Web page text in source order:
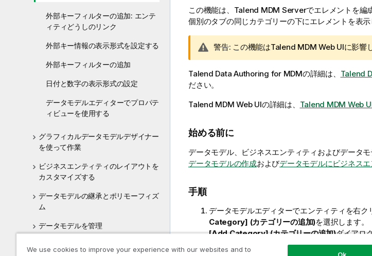
外部キーフィルターの追加: エンテ
ィティどうしのリンク
外部キー情報の表示形式を設定する
外部キーフィルターの追加
日付と数字の表示形式の設定
データモデルエディターでプロパテ
ィビューを使用する
グラフィカルデータモデルデザイナー
を使って作業
ビジネスエンティティのレイアウトを
カスタマイズする
データモデルの継承とポリモーフィズ
ム
データモデルを管理
データコンテナー
b
i
l
i
y
-
n
t
この機能は、 Talend MDM Serverでエレメントを編
個別のタブの同じカテゴリーの下にエレメントを表示
情
報
メ
警告: この機能はTalend MDM Web UIに影響
Talend Data Authoring for MDMの詳細は、 Talend
ださい。
Talend MDM Web UIの詳細は、 Talend MDM Web
始める前に
データモデル、ビジネスエンティティおよびデータ
データモデルの作成およびデータモデルにビジネス
手順
データモデルエディターでエンティティを右
Category] (カテゴリーの追加)を選択します。
[Add Category] (カテゴリーの追加)ダイアロ
We use cookies to improve your experience with our websites and to